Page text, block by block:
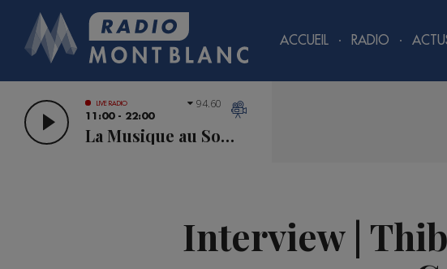
ACCUEIL RADIO
LIVE RADIO
11:00 - 22:00
La Musique au Sommet
94.60
Interview |